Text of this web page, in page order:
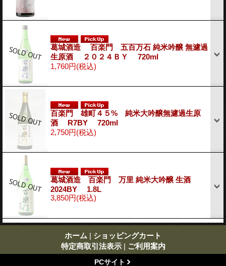
葛城酒造 百楽門 五百万石 純米吟醸 無濾過
生原酒 ２０２４ＢＹ 720ml
1,760円(税込)
百楽門 雄町４５% 純米大吟醸無濾過生原
酒 R7BY 720ml
2,750円(税込)
葛城酒造 百楽門 万里 純米大吟醸 生酒
2024BY 1.8L
3,850円(税込)
ホーム | ショッピングカート
特定商取引法表示 | ご利用案内
PCサイト